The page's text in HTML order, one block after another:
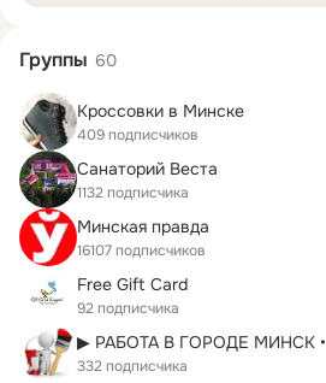
Группы 60
Кроссовки в Минске
409 подписчиков
Санаторий Веста
1132 подписчика
Минская правда
16107 подписчиков
Free Gift Card
92 подписчика
▶ РАБОТА В ГОРОДЕ МИНСК •
332 подписчика